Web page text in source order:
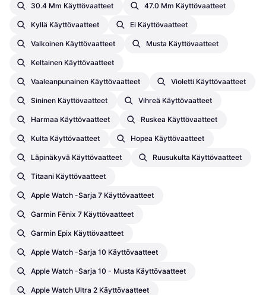
30.4 Mm Käyttövaatteet 47.0 Mm Käyttövaatteet
Kyllä Käyttövaatteet Ei Käyttövaatteet
Valkoinen Käyttövaatteet Musta Käyttövaatteet
Keltainen Käyttövaatteet
Vaaleanpunainen Käyttövaatteet Violetti Käyttövaatteet
Sininen Käyttövaatteet Vihreä Käyttövaatteet
Harmaa Käyttövaatteet Ruskea Käyttövaatteet
Kulta Käyttövaatteet Hopea Käyttövaatteet
Läpinäkyvä Käyttövaatteet Ruusukulta Käyttövaatteet
Titaani Käyttövaatteet
Apple Watch -sarja 7 Käyttövaatteet
Garmin Fēnix 7 Käyttövaatteet
Garmin Epix Käyttövaatteet
Apple Watch -sarja 10 Käyttövaatteet
Apple Watch -sarja 10 - Musta Käyttövaatteet
Apple Watch Ultra 2 Käyttövaatteet